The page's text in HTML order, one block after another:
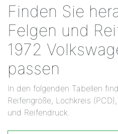
Finden Sie
Felgen und
1972
passen
In den folgenden Tabellen
Reifengröße, Lochkreis
und Reifendruck.